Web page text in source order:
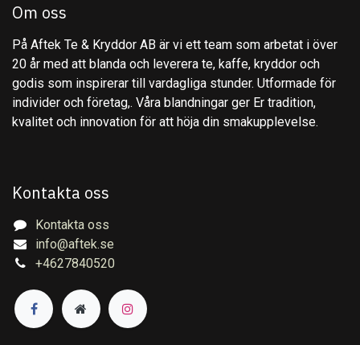
Om oss
På Aftek Te & Kryddor AB är vi ett team som arbetat i över
20 år med att blanda och leverera te, kaffe, kryddor och
godis som inspirerar till vardagliga stunder. Utformade för
individer och företag,. Våra blandningar ger Er tradition,
kvalitet och innovation för att höja din smakupplevelse.
Kontakta oss
Kontakta oss
info@aftek.se
+4627840520